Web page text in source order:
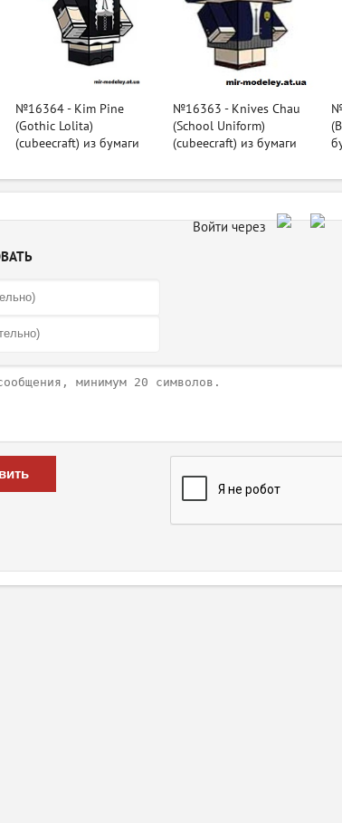
№16364 - Kim Pine
(Gothic Lolita)
(cubeecraft) из бумаги
№16363 - Knives Chau
(School Uniform)
(cubeecraft) из бумаги